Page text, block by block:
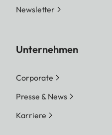
Newsletter
Unternehmen
Corporate
Presse & News
Karriere